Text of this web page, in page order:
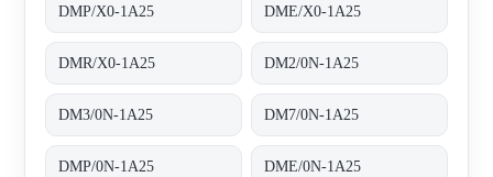
DMP/X0-1A25 DME/X0-1A25
DMR/X0-1A25 DM2/0N-1A25
DM3/0N-1A25 DM7/0N-1A25
DMP/0N-1A25 DME/0N-1A25